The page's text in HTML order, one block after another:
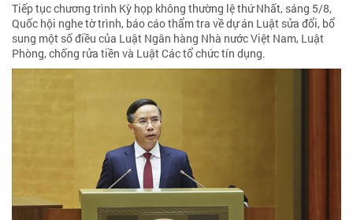
Tiếp tục chương trình Kỳ họp không thường lệ thứ Nhất, sáng 5/8,
Quốc hội nghe tờ trình, báo cáo thẩm tra về dự án Luật sửa đổi, bổ
sung một số điều của Luật Ngân hàng Nhà nước Việt Nam, Luật
Phòng, chống rửa tiền và Luật Các tổ chức tín dụng.